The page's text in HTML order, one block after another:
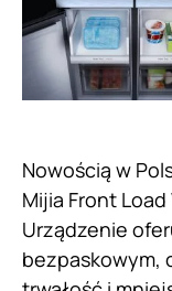
Nowością w
Mijia Front
Urządzenie
bezpaskowym,